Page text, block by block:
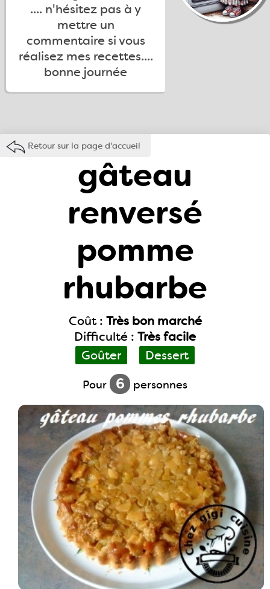
.... n'hésitez pas à y
mettre un
commentaire si vous
réalisez mes recettes....
bonne journée
Retour sur la page d'accueil
gâteau
renversé
pomme
rhubarbe
Coût : Très bon marché
Difficulté : Très facile
Goûter
Dessert
Pour 6 personnes